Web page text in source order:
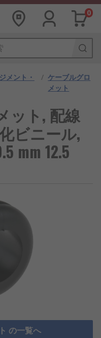
0
メント・
/ ケーブルグロ
メット
ット, 配線
ビニール,
mm 12.5
の一覧へ